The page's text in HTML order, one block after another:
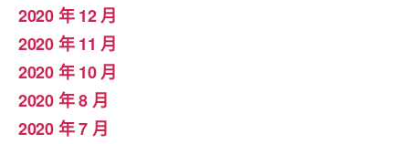
2020 年 12 月
2020 年 11 月
2020 年 10 月
2020 年 8 月
2020 年 7 月